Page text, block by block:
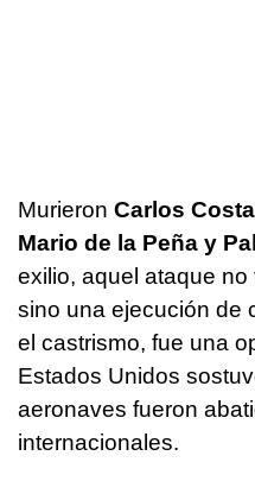
Murieron Carlos
Mario de la Peña y
exilio, aquel ataque no
sino una ejecución de
el castrismo, fue una
Estados Unidos
aeronaves fueron
internacionales.